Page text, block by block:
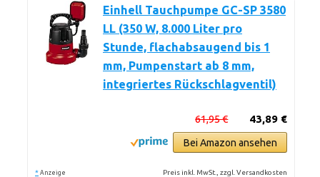
Einhell Tauchpumpe GC-SP 3580
LL (350 W, 8.000 Liter pro
Stunde, flachabsaugend bis 1
mm, Pumpenstart ab 8 mm,
integriertes Rückschlagventil)
43,89 €
61,95 €
Bei Amazon ansehen
* Anzeige Preis inkl. MwSt., zzgl. Versandkosten